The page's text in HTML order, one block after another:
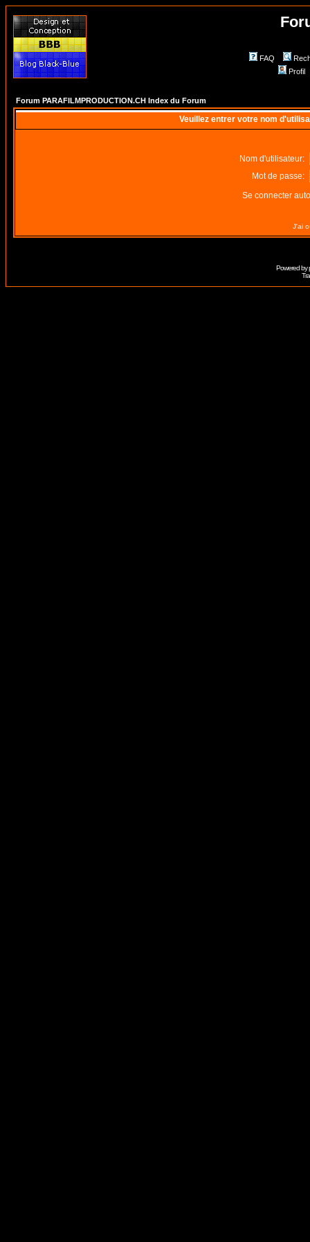
FAQ
Profil
Forum PARAFILMPRODUCTION.CH Index du Forum
Veuillez entrer votre nom
Nom d'utilisateur:
Mot de passe:
Se connecter
J'ai
Powered by